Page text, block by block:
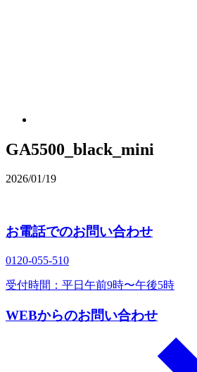
GA5500_black_mini
2026/01/19
お電話でのお問い合わせ
0120‐055‐510
受付時間：平日午前9時〜午後5時
WEBからのお問い合わせ